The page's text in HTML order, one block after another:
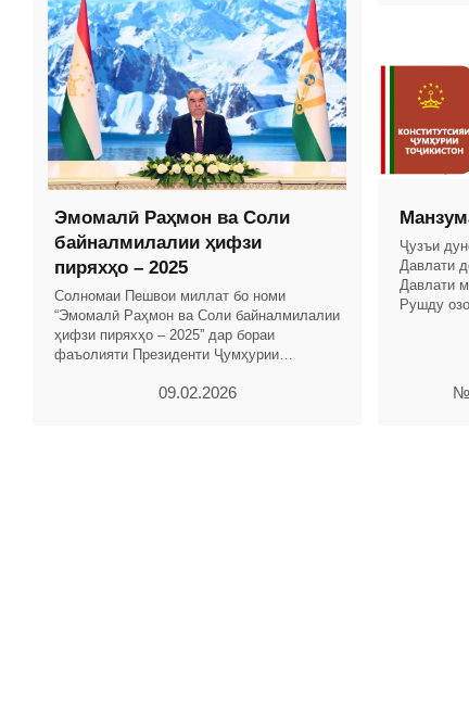
Эмомалӣ Раҳмон ва Соли
байналмилалии ҳифзи
пиряхҳо – 2025
Солномаи Пешвои миллат бо номи
“Эмомалӣ Раҳмон ва Соли байналмилалии
ҳифзи пиряхҳо – 2025” дар бораи
фаъолияти Президенти Ҷумҳурии
таҳлили рушди иқтисоди миллӣ омода
09.02.2026
Ҷузъи
Давлати
Давлати
Рушду